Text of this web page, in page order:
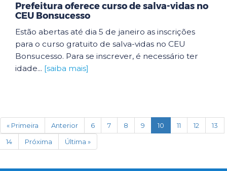
Prefeitura oferece curso de salva-vidas no
CEU Bonsucesso
Estão abertas até dia 5 de janeiro as inscrições
para o curso gratuito de salva-vidas no CEU
Bonsucesso. Para se inscrever, é necessário ter
idade... [saiba mais]
« Primeira Anterior 6 7 8 9 10 (current)
11 12
13
14
Próxima Última »